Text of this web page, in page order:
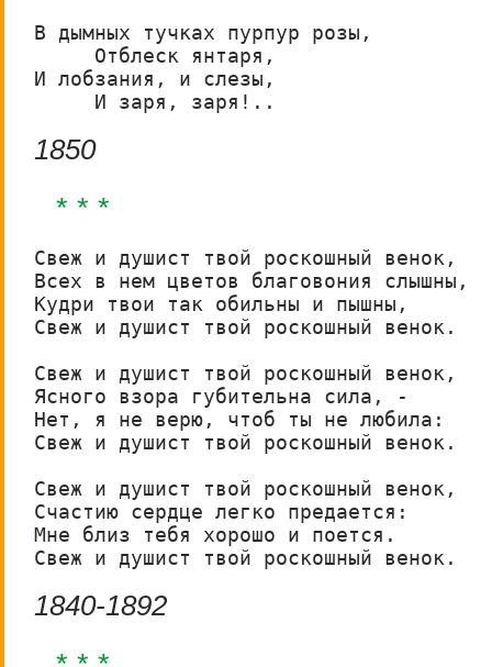
В дымных тучках пурпур розы,
     Отблеск янтаря,
И лобзания, и слезы,
     И заря, заря!..
1850
* * *
Свеж и душист твой роскошный венок,
Всех в нем цветов благовония слышны,
Кудри твои так обильны и пышны,
Свеж и душист твой роскошный венок.
Свеж и душист твой роскошный венок,
Ясного взора губительна сила, -
Нет, я не верю, чтоб ты не любила:
Свеж и душист твой роскошный венок.
Свеж и душист твой роскошный венок,
Счастию сердце легко предается:
Мне близ тебя хорошо и поется.
Свеж и душист твой роскошный венок.
1840-1892